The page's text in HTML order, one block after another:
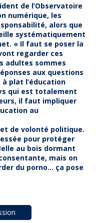
de l’Observatoire
numérique, les
alors que
systématiquement
« Il faut se poser la
regarder ces
adultes sommes
aux questions
plat l’éducation
qui est totalement
il faut impliquer
au
de volonté politique.
pour protéger
au bois dormant
mais on
du porno… ça pose